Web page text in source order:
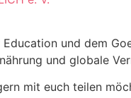
und dem
und globale
mit euch teilen